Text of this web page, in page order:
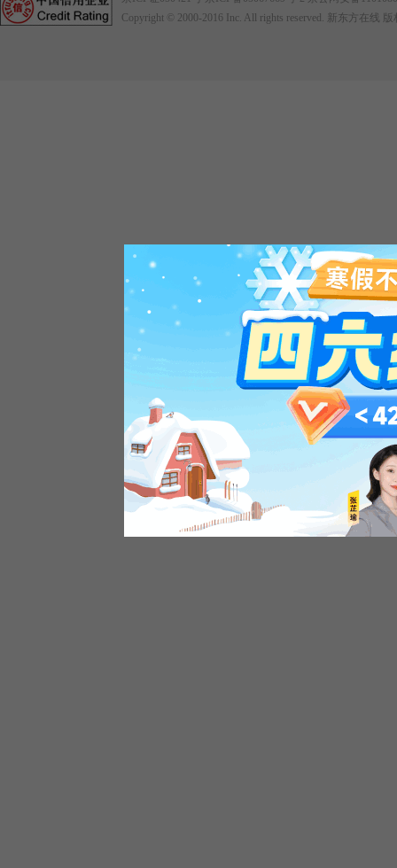
Copyright © 2000-2016
Inc. All rights reserved. 新东方在线